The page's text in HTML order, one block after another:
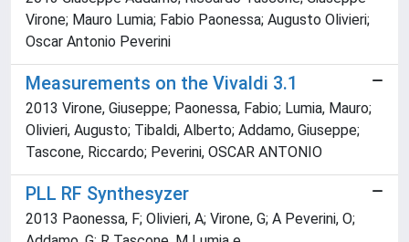
Virone; Mauro Lumia; Fabio Paonessa; Augusto Olivieri;
Oscar Antonio Peverini
Measurements on the Vivaldi 3.1
2013 Virone, Giuseppe; Paonessa, Fabio; Lumia, Mauro;
Olivieri, Augusto; Tibaldi, Alberto; Addamo, Giuseppe;
Tascone, Riccardo; Peverini, OSCAR ANTONIO
PLL RF Synthesyzer
2013 Paonessa, F; Olivieri, A; Virone, G; A Peverini, O;